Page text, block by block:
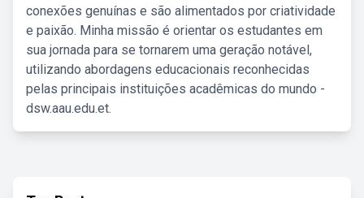
conexões genuínas e são alimentados por criatividade
e paixão. Minha missão é orientar os estudantes em
sua jornada para se tornarem uma geração notável,
utilizando abordagens educacionais reconhecidas
pelas principais instituições acadêmicas do mundo -
dsw.aau.edu.et.